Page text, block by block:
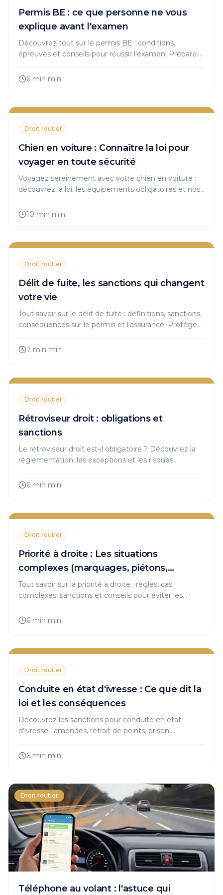
Permis BE : ce que personne ne vous
explique avant l'examen
Découvrez tout sur le permis BE : conditions,
épreuves et conseils pour réussir l'examen. Préparez-
6 min min
Droit routier
Chien en voiture : Connaître la loi pour
voyager en toute sécurité
Voyagez sereinement avec votre chien en voiture :
découvrez la loi, les équipements obligatoires et nos
passagers.
10 min min
Droit routier
Délit de fuite, les sanctions qui changent
votre vie
Tout savoir sur le délit de fuite : définitions, sanctions,
conséquences sur le permis et l'assurance. Protégez
7 min min
Droit routier
Rétroviseur droit : obligations et
sanctions
Le rétroviseur droit est-il obligatoire ? Découvrez la
réglementation, les exceptions et les risques
sanctions.
6 min min
Droit routier
Priorité à droite : Les situations
complexes (marquages, piétons,
voitures) et comment les gérer
Tout savoir sur la priorité à droite : règles, cas
complexes, sanctions et conseils pour éviter les
6 min min
Droit routier
Conduite en état d'ivresse : Ce que dit la
loi et les conséquences
Découvrez les sanctions pour conduite en état
d'ivresse : amendes, retrait de points, prison.
suivre en cas de contrôle.
6 min min
Droit routier
Téléphone au volant : l'astuce qui